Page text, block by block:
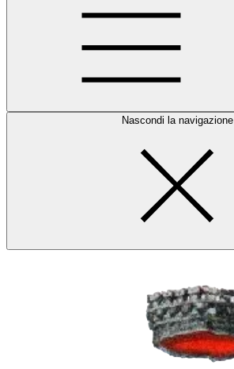
Nascondi la navigazione